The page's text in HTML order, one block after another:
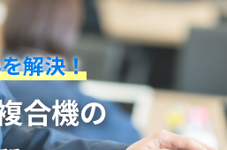
解決！
合機の